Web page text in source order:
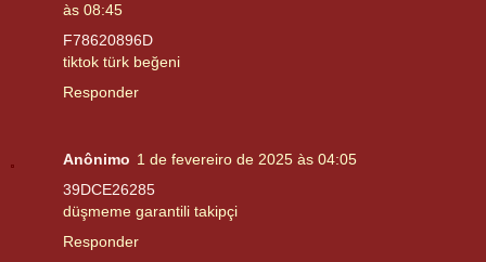
às 08:45
F78620896D
tiktok türk beğeni
Responder
Anônimo 1 de fevereiro de 2025 às 04:05
39DCE26285
düşmeme garantili takipçi
Responder